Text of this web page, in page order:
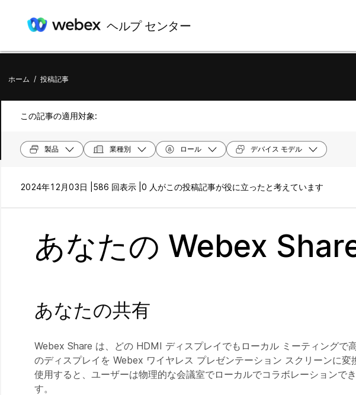
ヘルプ センター
ホーム / 投稿記事
この記事の適用対象:
製品 業種別 ロール デバイス モデル
2024年12月03日 | 586 回表示 | 0 人がこの投稿記事が役に立ったと考えています
あなたの Webex
あなたの共有
Webex Share は、どの HDMI ディスプレイでもローカル ミーティングで
のディスプレイを Webex ワイヤレス プレゼンテーション スクリーンに
使用すると、ユーザーは物理的な会議室でローカルでコラボレーションで
す。